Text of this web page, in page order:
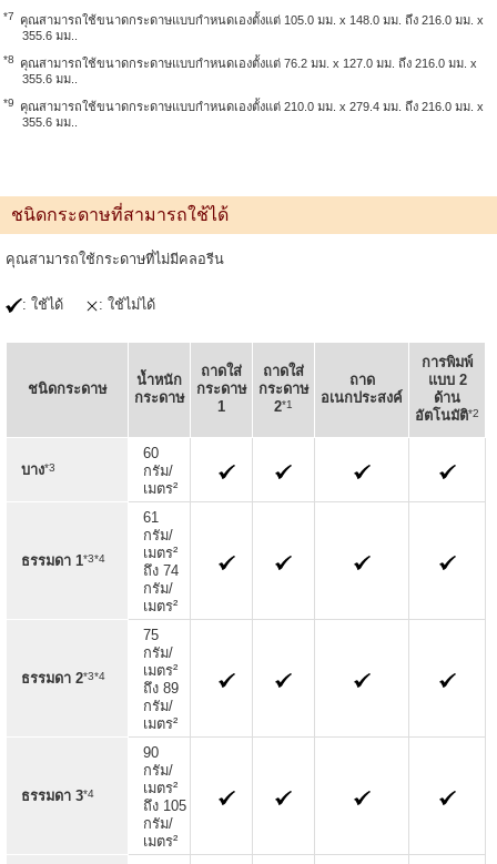
*7
คุณสามารถใช้ขนาดกระดาษแบบกำหนดเองตั้งแต่ 105.0 มม. x 148.0 มม. ถึง 216.0 มม. x
355.6 มม..
*8
คุณสามารถใช้ขนาดกระดาษแบบกำหนดเองตั้งแต่ 76.2 มม. x 127.0 มม. ถึง 216.0 มม. x
355.6 มม..
*9
คุณสามารถใช้ขนาดกระดาษแบบกำหนดเองตั้งแต่ 210.0 มม. x 279.4 มม. ถึง 216.0 มม. x
355.6 มม..
ชนิดกระดาษที่สามารถใช้ได้
คุณสามารถใช้กระดาษที่ไม่มีคลอรีน
: ใช้ได้ : ใช้ไม่ได้
ชนิดกระดาษ
น้ำหนัก
กระดาษ
ถาดใส่
กระดาษ
1
ถาดใส่
กระดาษ
2*1
ถาด
อเนกประสงค์
การพิมพ์
แบบ 2
ด้าน
อัตโนมัติ*2
บาง*3
60
กรัม/
เมตร²
ธรรมดา 1*3*4
61
กรัม/
เมตร²
ถึง 74
กรัม/
เมตร²
ธรรมดา 2*3*4
75
กรัม/
เมตร²
ถึง 89
กรัม/
เมตร²
ธรรมดา 3*4
90
กรัม/
เมตร²
ถึง 105
กรัม/
เมตร²